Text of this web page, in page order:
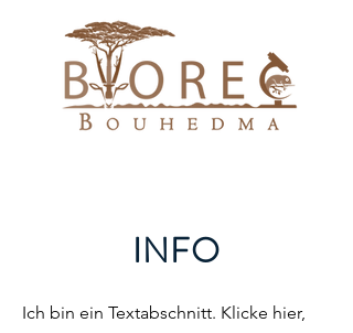
INFO
Ich bin ein Textabschnitt. Klicke hier,